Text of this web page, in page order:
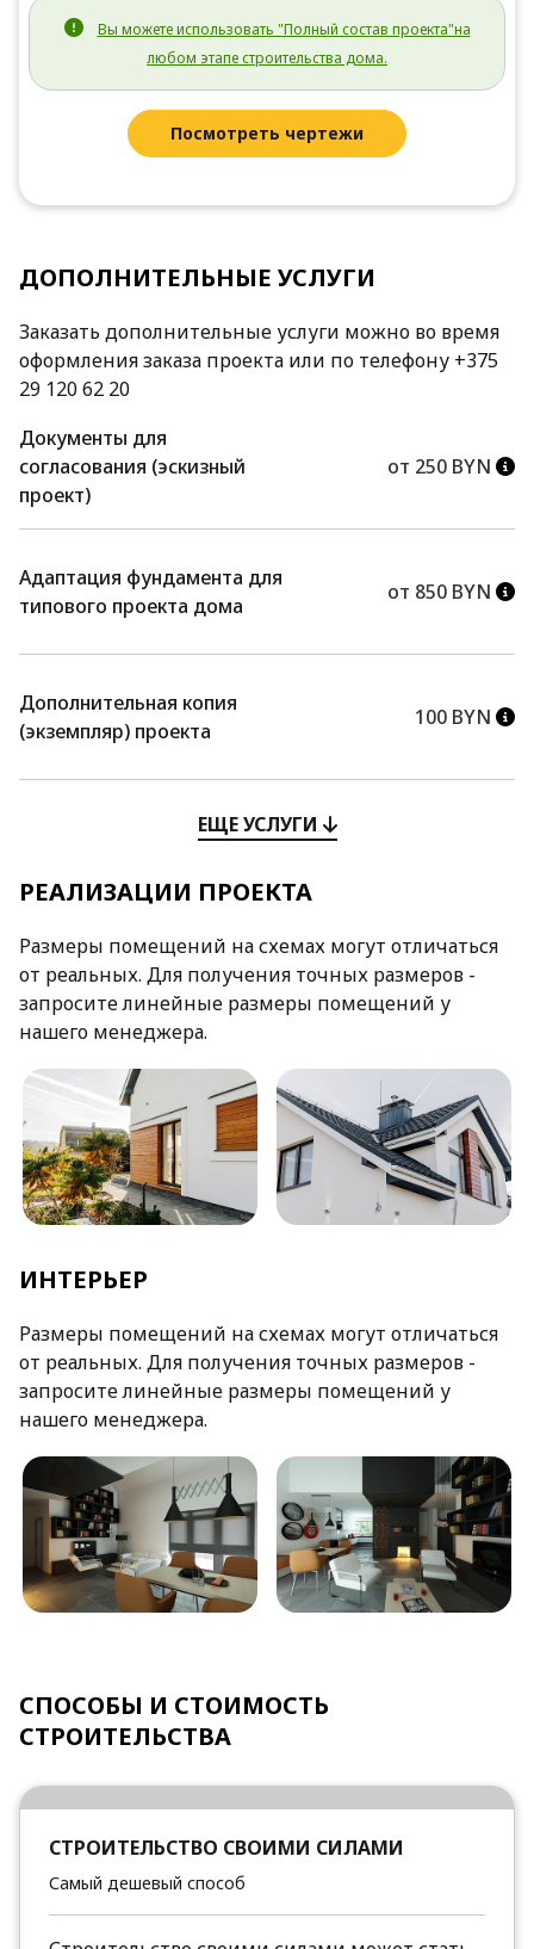
Вы можете использовать "Полный состав проекта"на
любом этапе строительства дома.
Посмотреть чертежи
ДОПОЛНИТЕЛЬНЫЕ УСЛУГИ
Заказать дополнительные услуги можно во время
оформления заказа проекта или по телефону +375
29 120 62 20
Документы для
согласования (эскизный
проект)
от 250 BYN
Адаптация фундамента для
типового проекта дома
от 850 BYN
Дополнительная копия
(экземпляр) проекта
100 BYN
ЕЩЕ УСЛУГИ
РЕАЛИЗАЦИИ ПРОЕКТА
Размеры помещений на схемах могут отличаться
от реальных. Для получения точных размеров -
запросите линейные размеры помещений у
нашего менеджера.
ИНТЕРЬЕР
Размеры помещений на схемах могут отличаться
от реальных. Для получения точных размеров -
запросите линейные размеры помещений у
нашего менеджера.
СПОСОБЫ И СТОИМОСТЬ
СТРОИТЕЛЬСТВА
СТРОИТЕЛЬСТВО СВОИМИ СИЛАМИ
Самый дешевый способ